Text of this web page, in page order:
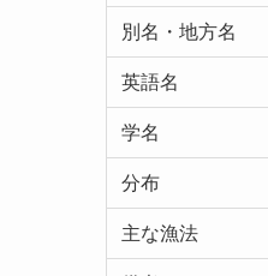
別名・地方名
英語名
学名
分布
主な漁法